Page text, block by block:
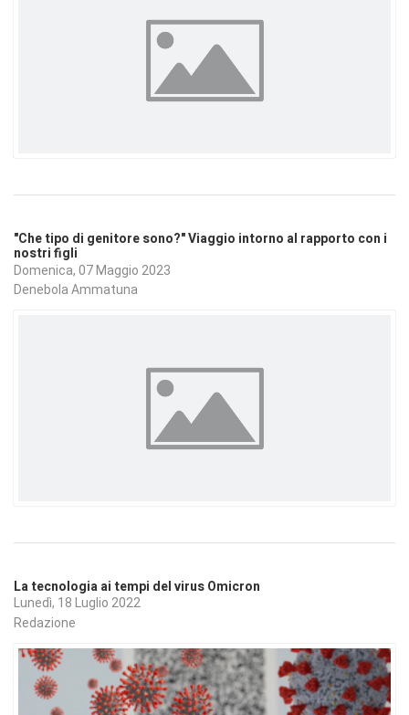
"Che tipo di genitore sono?" Viaggio intorno al rapporto con i
nostri figli
Domenica, 07 Maggio 2023
Denebola Ammatuna
La tecnologia ai tempi del virus Omicron
Lunedì, 18 Luglio 2022
Redazione